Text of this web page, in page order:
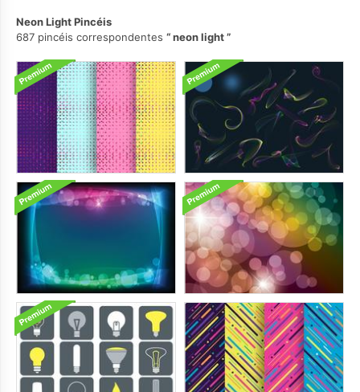
Neon Light Pincéis
687 pincéis correspondentes
neon light